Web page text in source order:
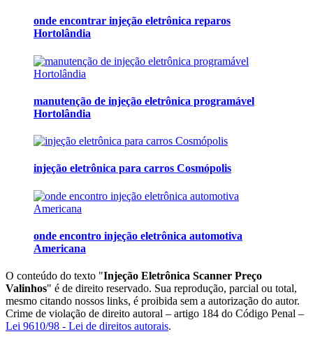
onde encontrar injeção eletrônica reparos
Hortolândia
manutenção de injeção eletrônica programável
Hortolândia
injeção eletrônica para carros Cosmópolis
onde encontro injeção eletrônica automotiva
Americana
O conteúdo do texto "Injeção Eletrônica Scanner Preço
Valinhos" é de direito reservado. Sua reprodução, parcial ou total,
mesmo citando nossos links, é proibida sem a autorização do autor.
Crime de violação de direito autoral – artigo 184 do Código Penal –
Lei 9610/98 - Lei de direitos autorais.